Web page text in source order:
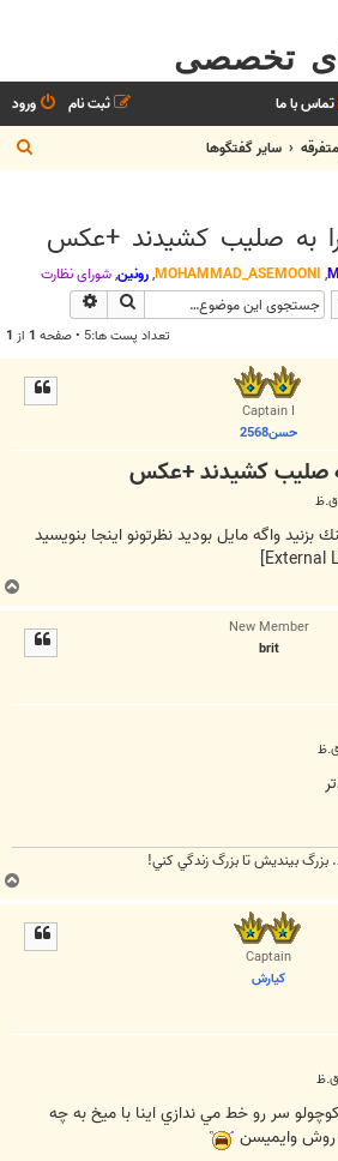
تخصصی
تماس با ما ورود
ثبت نام
ساير گفتگوها
س
,
MOHAMMAD_ASEMOONI
,رونین,شوراي نظارت
جستجو
تعداد پست ها:5 • صفحه 1 از 1
Captain I
حسن2568
واگه مايل بوديد نظرتونو اينجا بنويسيد
New Member
brit
بزرگ بينديش تا بزرگ زندگي کني!
Captain
كيارش
سر رو خط مي ندازي اينا با ميخ به چه
روش وايميسن